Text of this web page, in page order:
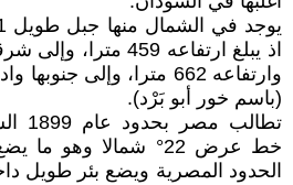
اذ يبلغ ارتفاعه 459
وارتفاعه 662 مترا، وإلى
(باسم خور أبو بَرْد).
خط عرض 22° شمالا وهو
الحدود المصرية ويضع بئر طويل